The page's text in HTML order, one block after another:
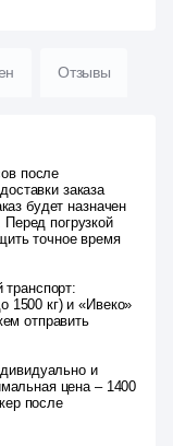
Отзывы
после
заказа
будет назначен
погрузкой
точное время
1500 кг) и «Ивеко»
отправить
и
цена – 1400
после